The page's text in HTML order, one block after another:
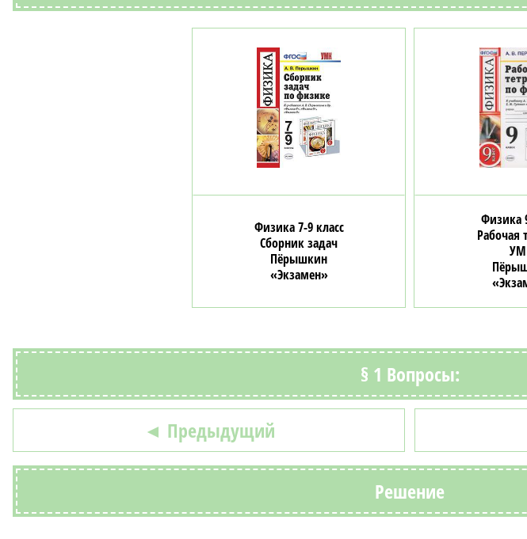
Физика 7-9 класс
Сборник задач
Пёрышкин
«Экзамен»
Физика
Рабочая
§ 1 Вопросы:
◄ Предыдущий
Решение